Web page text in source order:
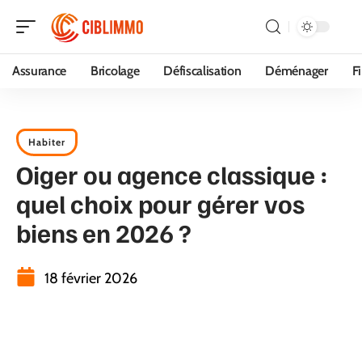
Assurance Bricolage Défiscalisation Déménager
Habiter
Oiger ou agence classique :
quel choix pour gérer vos
biens en 2026 ?
18 février 2026